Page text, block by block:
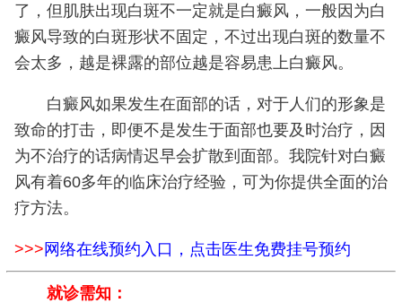
了，但肌肤出现白斑不一定就是白癜风，一般因为白
癜风导致的白斑形状不固定，不过出现白斑的数量不
会太多，越是裸露的部位越是容易患上白癜风。
白癜风如果发生在面部的话，对于人们的形象是
致命的打击，即便不是发生于面部也要及时治疗，因
为不治疗的话病情迟早会扩散到面部。我院针对白癜
风有着60多年的临床治疗经验，可为你提供全面的治
疗方法。
>>> 网络在线预约入口，点击医生免费挂号预约
就诊需知：